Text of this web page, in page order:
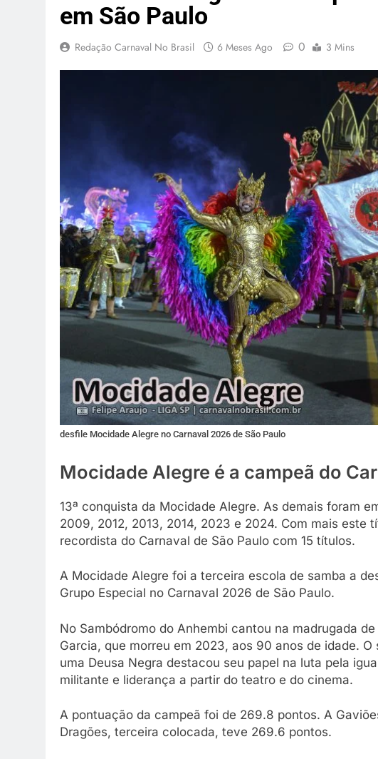
em São Paulo
Redação Carnaval No Brasil 6 Meses Ago 0 3 Mins
desfile Mocidade Alegre no Carnaval 2026 de São Paulo
Mocidade Alegre é a campeã do
13ª conquista da Mocidade Alegre. As demais foram
2009, 2012, 2013, 2014, 2023 e 2024. Com mais este
recordista do Carnaval de São Paulo com 15 títulos.
A Mocidade Alegre foi a terceira escola de samba a
Grupo Especial no Carnaval 2026 de São Paulo.
No Sambódromo do Anhembi cantou na madrugada
Garcia, que morreu em 2023, aos 90 anos de idade.
uma Deusa Negra destacou seu papel na luta pela
militante e liderança a partir do teatro e do cinema.
A pontuação da campeã foi de 269.8 pontos. A
Dragões, terceira colocada, teve 269.6 pontos.